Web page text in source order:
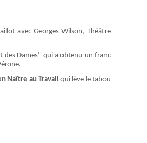
avec Georges Wilson, Théâtre
des Dames" qui a obtenu un franc
Naître au Travail qui lève le tabou